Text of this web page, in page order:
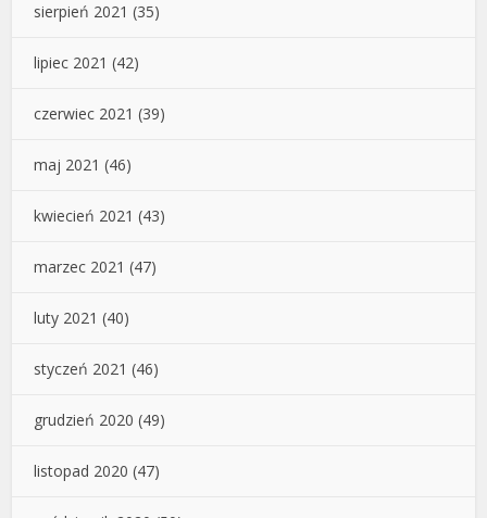
sierpień 2021 (35)
lipiec 2021 (42)
czerwiec 2021 (39)
maj 2021 (46)
kwiecień 2021 (43)
marzec 2021 (47)
luty 2021 (40)
styczeń 2021 (46)
grudzień 2020 (49)
listopad 2020 (47)